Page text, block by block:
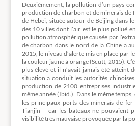
Deuxièmement, la pollution d’un pays
production de charbon et de minerais de
de Hebei, située autour de Beijing dans
des 10 villes dont l’air est le plus pollué
pollution atmosphérique causée par
de charbon dans le nord de la Chine a
2015, le niveau d’alerte mis en place par
la couleur jaune à orange (Scutt, 2015).
plus élevé et il n’avait jamais été atteint
situation a conduit les autorités
production de 2100 entreprises
même année (Ibid.). Dans le même
les principaux ports des minerais de fer
Tianjin – car les bateaux ne pouvaient
visibilité très mauvaise provoquée par la